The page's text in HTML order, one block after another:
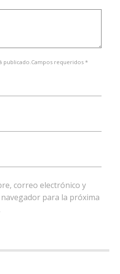
requeridos *
correo electrónico y
para la próxima